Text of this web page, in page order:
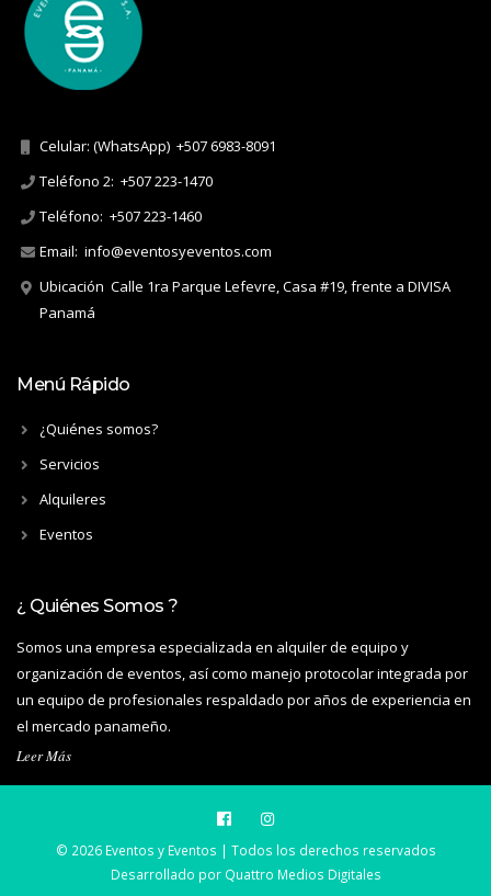
Celular: (WhatsApp) +507 6983-8091
Teléfono 2: +507 223-1470
Teléfono: +507 223-1460
Email: info@eventosyeventos.com
Ubicación Calle 1ra Parque Lefevre, Casa #19, frente a DIVISA
Panamá
Menú Rápido
¿Quiénes somos?
Servicios
Alquileres
Eventos
¿ Quiénes Somos ?
Somos una empresa especializada en alquiler de equipo y
organización de eventos, así como manejo protocolar integrada por
un equipo de profesionales respaldado por años de experiencia en
el mercado panameño.
Leer Más
© 2026 Eventos y Eventos | Todos los derechos reservados
Desarrollado por Quattro Medios Digitales